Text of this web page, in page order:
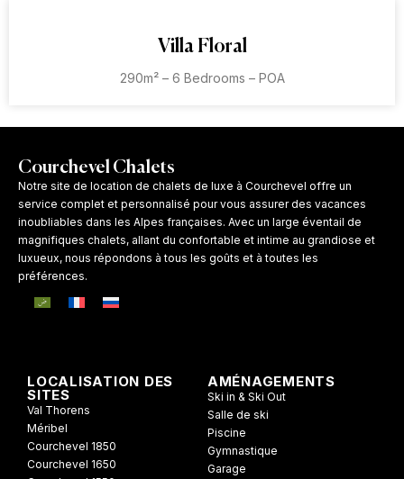
Villa Floral
290m² – 6 Bedrooms – POA
Courchevel Chalets
Notre site de location de chalets de luxe à Courchevel offre un
service complet et personnalisé pour vous assurer des vacances
inoubliables dans les Alpes françaises. Avec un large éventail de
magnifiques chalets, allant du confortable et intime au grandiose et
luxueux, nous répondons à tous les goûts et à toutes les
préférences.
LOCALISATION DES
SITES
Val Thorens
Méribel
Courchevel 1850
Courchevel 1650
AMÉNAGEMENTS
Ski in & Ski Out
Salle de ski
Piscine
Gymnastique
Garage